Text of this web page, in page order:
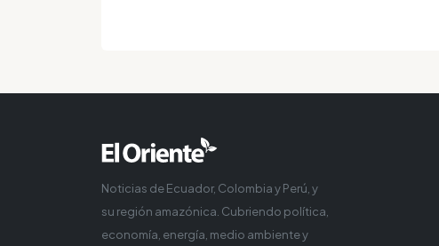
Noticias de Ecuador, Colombia y Perú, y
su región amazónica. Cubriendo política,
economía, energía, medio ambiente y